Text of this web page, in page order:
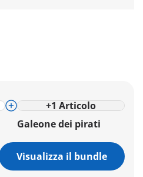
+1 Articolo
Galeone dei pirati
Visualizza il bundle